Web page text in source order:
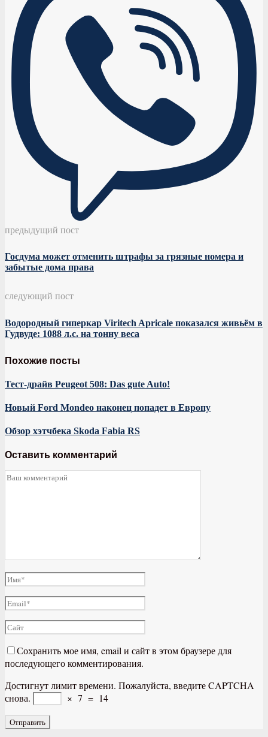
предыдущий пост
Госдума может отменить штрафы за грязные номера и
забытые дома права
следующий пост
Водородный гиперкар Viritech Apricale показался живьём в
Гудвуде: 1088 л.с. на тонну веса
Похожие посты
Тест-драйв Peugeot 508: Das gute Auto!
Новый Ford Mondeo наконец попадет в Европу
Обзор хэтчбека Skoda Fabia RS
Оставить комментарий
Сохранить мое имя, email и сайт в этом браузере для
последующего комментирования.
Достигнут лимит времени. Пожалуйста, введите CAPTCHA
снова.
× 7 = 14